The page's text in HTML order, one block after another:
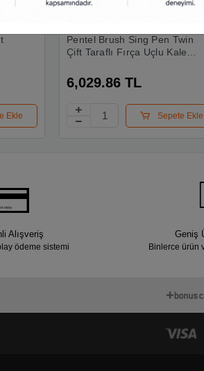
Ekle
Pentel Brush Sing Pen Twin
Çift Taraflı Fırça Uçlu Kalem
6,029.86 TL
Sepete Ekle
Alışveriş
ödeme sistemi
Geniş
Binlerce ürün